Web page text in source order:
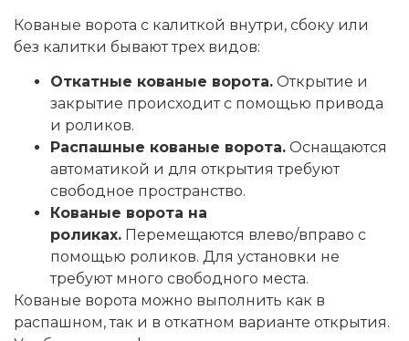
Кованые ворота с калиткой внутри, сбоку или
без калитки бывают трех видов:
Откатные кованые ворота. Открытие и
закрытие происходит с помощью привода
и роликов.
Распашные кованые ворота. Оснащаются
автоматикой и для открытия требуют
свободное пространство.
Кованые ворота на
роликах. Перемещаются влево/вправо с
помощью роликов. Для установки не
требуют много свободного места.
Кованые ворота можно выполнить как в
распашном, так и в откатном варианте открытия.